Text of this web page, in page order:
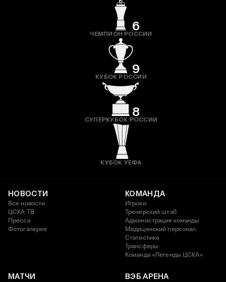
6
ЧЕМПИОН РОССИИ
9
КУБОК РОССИИ
8
СУПЕРКУБОК РОССИИ
КУБОК УЕФА
НОВОСТИ
Все новости
ЦСКА ТВ
Пресса
Фотогалерея
КОМАНДА
Игроки
Тренерский штаб
Администрация команды
Медицинский персонал
Статистика
Трансферы
Команда «Легенды ЦСКА»
МАТЧИ ВЭБ АРЕНА